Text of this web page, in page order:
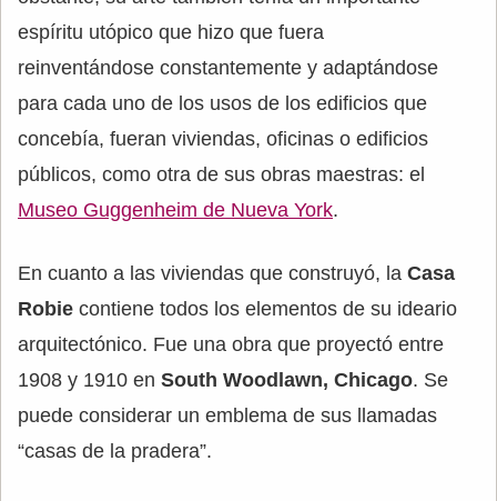
espíritu utópico que hizo que fuera
reinventándose constantemente y adaptándose
para cada uno de los usos de los edificios que
concebía, fueran viviendas, oficinas o edificios
públicos, como otra de sus obras maestras: el
Museo Guggenheim de Nueva York.
En cuanto a las viviendas que construyó, la Casa
Robie contiene todos los elementos de su ideario
arquitectónico. Fue una obra que proyectó entre
1908 y 1910 en South Woodlawn, Chicago. Se
puede considerar un emblema de sus llamadas
“casas de la pradera”.